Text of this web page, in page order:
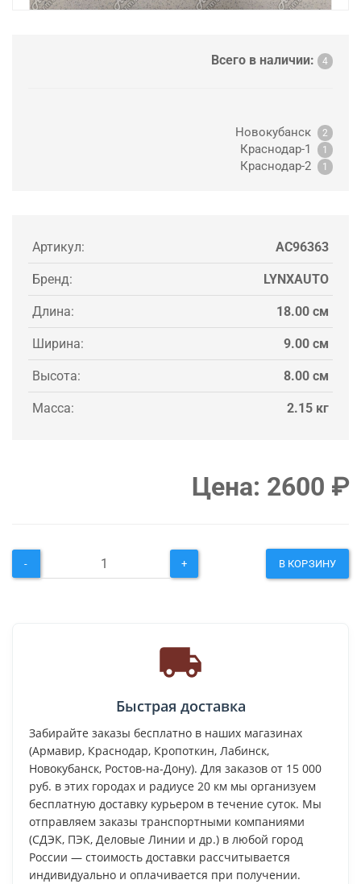
Всего в наличии: 4
Новокубанск 2
Краснодар-1 1
Краснодар-2 1
Артикул: AC96363
Бренд: LYNXAUTO
Длина: 18.00 см
Ширина: 9.00 см
Высота: 8.00 см
Масса: 2.15 кг
Цена: 2600 ₽
- + В КОРЗИНУ
Быстрая доставка
Забирайте заказы бесплатно в наших магазинах
(Армавир, Краснодар, Кропоткин, Лабинск,
Новокубанск, Ростов-на-Дону). Для заказов от 15 000
руб. в этих городах и радиусе 20 км мы организуем
бесплатную доставку курьером в течение суток. Мы
отправляем заказы транспортными компаниями
(СДЭК, ПЭК, Деловые Линии и др.) в любой город
России — стоимость доставки рассчитывается
индивидуально и оплачивается при получении.